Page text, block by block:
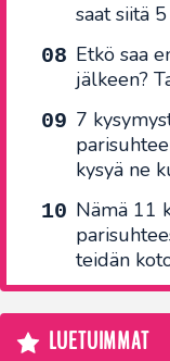
saat siitä
Etkö saa
jälkeen?
7
kysyä ne
Nämä 11
teidän
LUETUIMMAT